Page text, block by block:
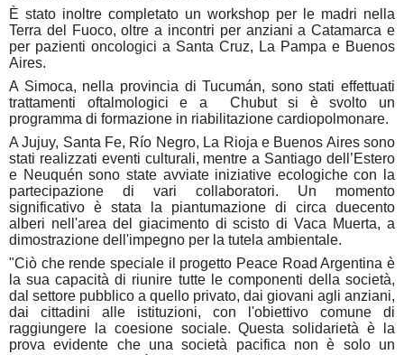
È stato inoltre completato un workshop per le madri nella
Terra del Fuoco, oltre a incontri per anziani a Catamarca e
per pazienti oncologici a Santa Cruz, La Pampa e Buenos
Aires.
A Simoca, nella provincia di Tucumán, sono stati effettuati
trattamenti oftalmologici e a Chubut si è svolto un
programma di formazione in riabilitazione cardiopolmonare.
A Jujuy, Santa Fe, Río Negro, La Rioja e Buenos Aires sono
stati realizzati eventi culturali, mentre a Santiago dell’Estero
e Neuquén sono state avviate iniziative ecologiche con la
partecipazione di vari collaboratori. Un momento
significativo è stata la piantumazione di circa duecento
alberi nell'area del giacimento di scisto di Vaca Muerta, a
dimostrazione dell'impegno per la tutela ambientale.
"Ciò che rende speciale il progetto Peace Road Argentina è
la sua capacità di riunire tutte le componenti della società,
dal settore pubblico a quello privato, dai giovani agli anziani,
dai cittadini alle istituzioni, con l'obiettivo comune di
raggiungere la coesione sociale. Questa solidarietà è la
prova evidente che una società pacifica non è solo un